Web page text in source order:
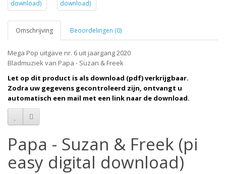
Omschrijving Beoordelingen (0)
Mega Pop uitgave nr. 6 uit jaargang 2020
Bladmuziek van Papa - Suzan & Freek
Let op dit product is als download (pdf) verkrijgbaar.
Zodra uw gegevens gecontroleerd zijn, ontvangt u
automatisch een mail met een link naar de download.
Papa - Suzan & Freek (pi
easy digital download)